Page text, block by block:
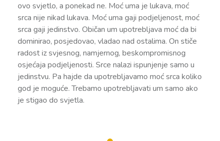
ovo svjetlo, a ponekad ne. Moć uma je lukava, moć
srca nije nikad lukava. Moć uma gaji podjeljenost, moć
srca gaji jedinstvo. Običan um upotrebljava moć da bi
dominirao, posjedovao, vladao nad ostalima. On stiče
radost iz svjesnog, namjernog, beskompromisnog
osjećaja podjeljenosti. Srce nalazi ispunjenje samo u
jedinstvu. Pa hajde da upotrebljavamo moć srca koliko
god je moguće. Trebamo upotrebljavati um samo ako
je stigao do svjetla.